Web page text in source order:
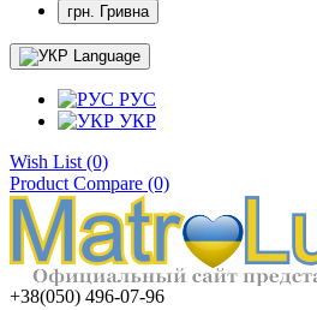
грн. Гривна
Language
РУС
УКР
Wish List (0)
Product Compare (0)
+38(050) 496-07-96